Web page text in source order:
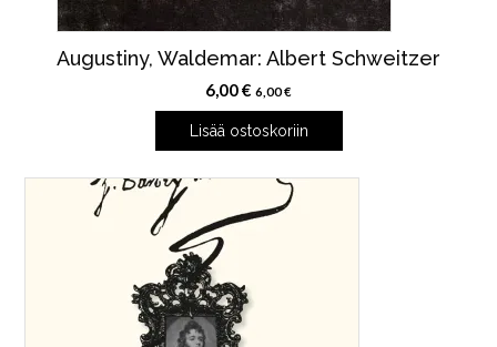
Augustiny, Waldemar: Albert Schweitzer
6,00€ 6,00€
Lisää ostoskoriin